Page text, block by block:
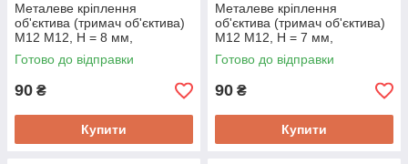
Металеве кріплення
об'єктива (тримач об'єктива)
M12 M12, H = 8 мм,
кріплення 20 мм
Готово до відправки
90 ₴
Купити
Металеве кріплення
об'єктива (тримач об'єктива)
M12 M12, H = 7 мм,
кріплення 20 мм
Готово до відправки
90 ₴
Купити